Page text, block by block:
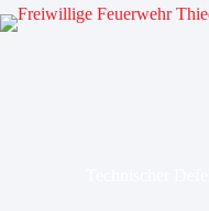
Zum
Inhalt